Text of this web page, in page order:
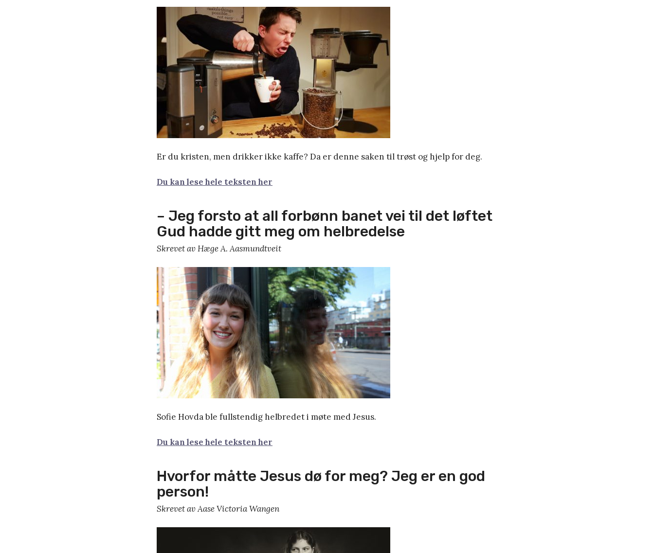
Er du kristen, men drikker ikke kaffe? Da er denne saken til trøst og hjelp for deg.
Du kan lese hele teksten her
– Jeg forsto at all forbønn banet vei til det løftet
Gud hadde gitt meg om helbredelse
Skrevet av Hæge A. Aasmundtveit
Sofie Hovda ble fullstendig helbredet i møte med Jesus.
Du kan lese hele teksten her
Hvorfor måtte Jesus dø for meg? Jeg er en god
person!
Skrevet av Aase Victoria Wangen